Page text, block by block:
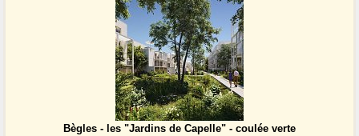
Bègles - les "Jardins de Capelle" - coulée verte